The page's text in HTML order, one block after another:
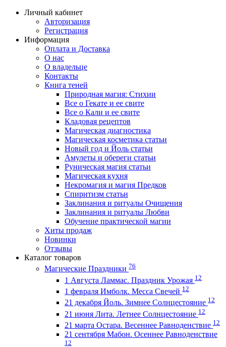
Личный кабинет
Авторизация
Регистрация
Информация
Оплата и Доставка
О нас
О владельце
Контакты
Книга теней
Природная магия: Стихии
Все о Гекате и ее свите
Все о Кали и ее свите
Кладовая рецептов
Магическая диагностика
Магическая косметика статьи
Новый год и Йоль статьи
Амулеты и обереги статьи
Руническая магия статьи
Магическая кухня
Некромагия и магия Предков
Спиритизм статьи
Заклинания и ритуалы Очищения
Заклинания и ритуалы Любви
Обучение практической магии
Хиты продаж
Новинки
Отзывы
Каталог товаров
Магические Праздники 76
1 Августа Ламмас. Праздник Урожая 12
1 февраля Имболк. Месса Свечей 12
21 декабря Йоль. Зимнее Солнцестояние 12
21 июня Лита. Летнее Солнцестояние 12
21 марта Остара. Весеннее Равноденствие 12
21 сентября Мабон. Осеннее Равноденствие
12